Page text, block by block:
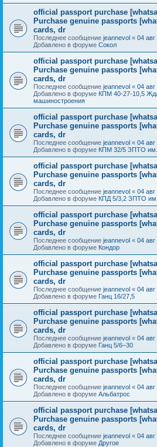
official passport purchase
Purchase genuine passports
cards, dr
Последнее сообщение jeannevol « 04
Добавлено в форуме Сокол
official passport purchase
Purchase genuine passports
cards, dr
Последнее сообщение jeannevol « 04
Добавлено в форуме КПМ 40-27-10,5
машиностроения
official passport purchase
Purchase genuine passports
cards, dr
Последнее сообщение jeannevol « 04
Добавлено в форуме КПМ 32/5 ЗПТО им.
official passport purchase
Purchase genuine passports
cards, dr
Последнее сообщение jeannevol « 04
Добавлено в форуме КПД 5/3,2 ЗПТО
official passport purchase
Purchase genuine passports
cards, dr
Последнее сообщение jeannevol « 04
Добавлено в форуме Кондор
official passport purchase
Purchase genuine passports
cards, dr
Последнее сообщение jeannevol « 04
Добавлено в форуме Ганц 16/27,5
official passport purchase
Purchase genuine passports
cards, dr
Последнее сообщение jeannevol « 04 авг
Добавлено в форуме Ганц 5/6–30
official passport purchase
Purchase genuine passports
cards, dr
Последнее сообщение jeannevol « 04
Добавлено в форуме Альбатрос
official passport purchase
Purchase genuine passports
cards, dr
Последнее сообщение jeannevol « 04
Добавлено в форуме Другое